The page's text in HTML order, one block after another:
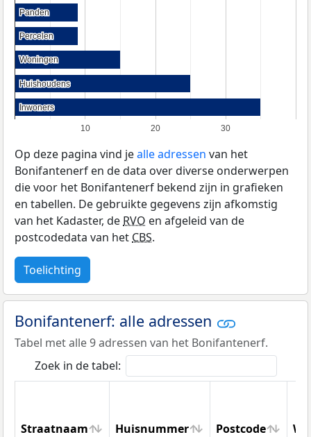
10 20 30
Panden
Panden
Percelen
Percelen
Woningen
Woningen
Huishoudens
Huishoudens
Inwoners
Inwoners
Op deze pagina vind jealle adressen van het
Bonifantenerf en de data over diverse onderwerpen
die voor het Bonifantenerf bekend zijn in grafieken
en tabellen. De gebruikte gegevens zijn afkomstig
van het Kadaster, deRVO en afgeleid van de
postcodedata van hetCBS.
Toelichting
Bonifantenerf: alle adressen
Tabel met alle 9 adressen van het Bonifantenerf.
Zoek in de tabel:
Straatnaam Huisnummer Postcode